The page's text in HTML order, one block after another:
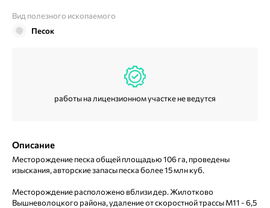
Вид полезного ископаемого
Песок
работы на лицензионном участке не ведутся
Описание
Месторождение песка общей площадью 106 га, проведены
изыскания, авторские запасы песка более 15 млн куб.
Месторождение расположено вблизи дер. Жилотково
Вышневолоцкого района, удаление от скоростной трассы М11 - 6,5